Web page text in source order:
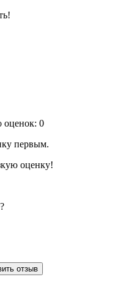
оценок: 0
первым.
оценку!
отзыв